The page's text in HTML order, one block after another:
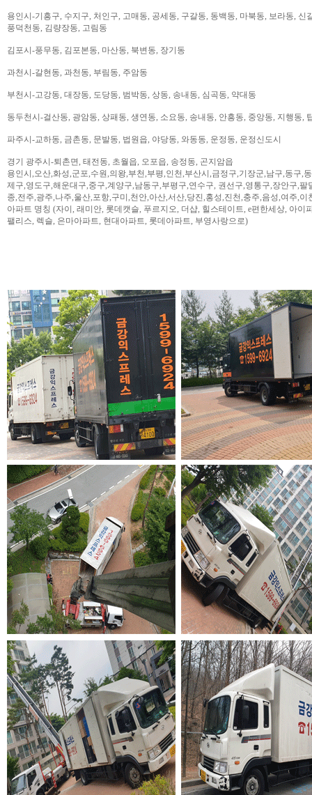
용인시-기흥구, 수지구, 처인구, 고매동, 공세동, 구갈동, 동백동, 마북동, 보라동,
풍덕천동, 김량장동, 고림동
김포시-풍무동, 김포본동, 마산동, 북변동, 장기동
과천시-갈현동, 과천동, 부림동, 주암동
부천시-고강동, 대장동, 도당동, 범박동, 상동, 송내동, 심곡동, 약대동
동두천시-걸산동, 광암동, 상패동, 생연동, 소요동, 송내동, 안흥동, 중앙동, 지행동,
파주시-교하동, 금촌동, 문발동, 법원읍, 야당동, 와동동, 운정동, 운정신도시
경기 광주시-퇴촌면, 태전동, 초월읍, 오포읍, 송정동, 곤지암읍
용인시,오산,화성,군포,수원,의왕,부천,부평,인천,부산시,금정구,기장군,남구,동구,
제구,영도구,해운대구,중구,계양구,남동구,부평구,연수구, 권선구,영통구,장안구,
종,전주,광주,나주,울산,포항,구미,천안,아산,서산,당진,홍성,진천,충주,음성,여주,이
아파트 명칭 (자이, 래미안, 롯데캣슬, 푸르지오, 더샵, 힐스테이트, e편한세상, 아이
팰리스, 렉슬, 은마아파트, 현대아파트, 롯데아파트, 부영사랑으로)